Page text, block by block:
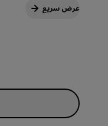
عرض سريع